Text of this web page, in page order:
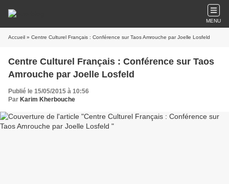
MENU
Accueil » Centre Culturel Français : Conférence sur Taos Amrouche par Joelle Losfeld
Centre Culturel Français : Conférence sur Taos
Amrouche par Joelle Losfeld
Publié le 15/05/2015 à 10:56
Par Karim Kherbouche